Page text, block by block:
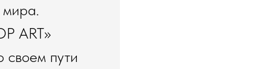
мира.
ART»
своем пути